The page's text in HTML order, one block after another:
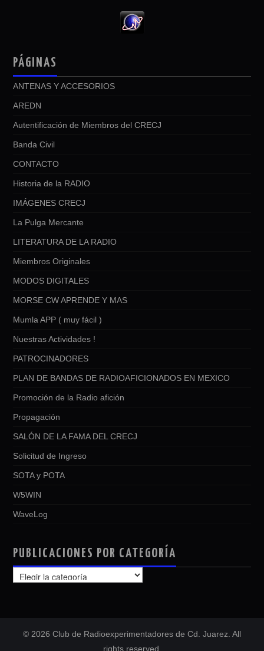
PÁGINAS
ANTENAS Y ACCESORIOS
AREDN
Autentificación de Miembros del CRECJ
Banda Civil
CONTACTO
Historia de la RADIO
IMÁGENES CRECJ
La Pulga Mercante
LITERATURA DE LA RADIO
Miembros Originales
MODOS DIGITALES
MORSE CW APRENDE Y MAS
Mumla APP ( muy fácil )
Nuestras Actividades !
PATROCINADORES
PLAN DE BANDAS DE RADIOAFICIONADOS EN MEXICO
Promoción de la Radio afición
Propagación
SALÓN DE LA FAMA DEL CRECJ
Solicitud de Ingreso
SOTA y POTA
W5WIN
WaveLog
PUBLICACIONES POR CATEGORÍA
PUBLICACIONES
POR
© 2026 Club de Radioexperimentadores de Cd. Juarez. All
rights reserved.